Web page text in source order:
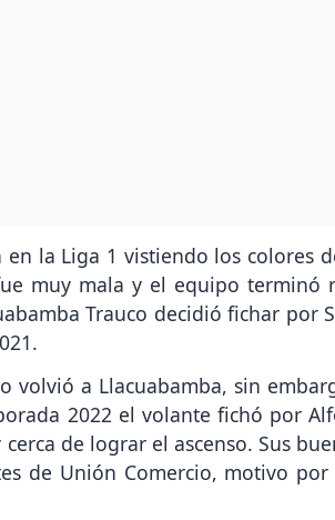
la Liga 1 vistiendo los colores
muy mala y el equipo terminó
Trauco decidió fichar por
volvió a Llacuabamba, sin
2022 el volante fichó por
de lograr el ascenso. Sus
de Unión Comercio, motivo por